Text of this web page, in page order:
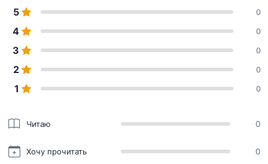
5 0
4 0
3 0
2 0
1 0
Читаю 0
Хочу прочитать 0